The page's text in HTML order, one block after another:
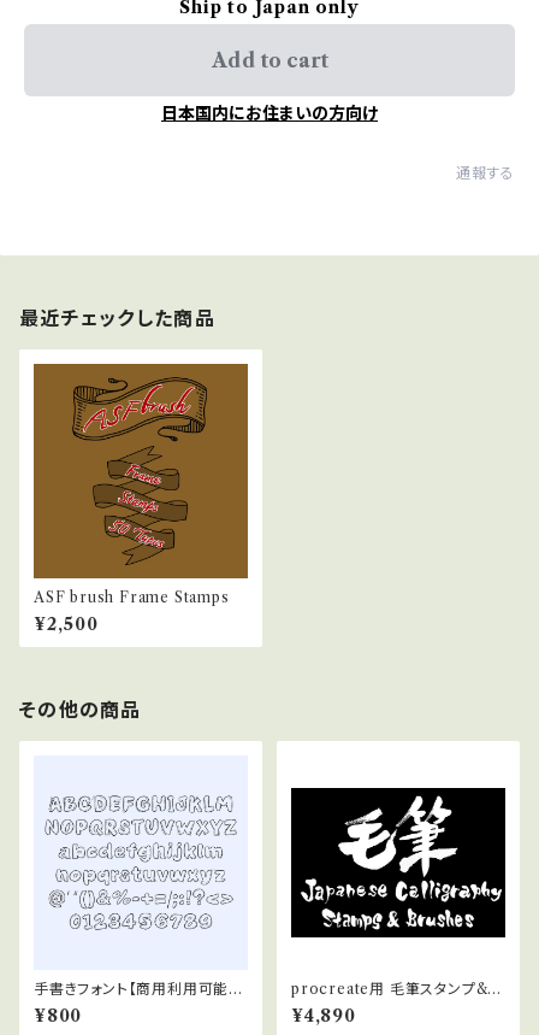
Ship to Japan only
Add to cart
日本国内にお住まいの方向け
通報する
最近チェックした商品
ASF brush Frame Stamps
¥2,500
その他の商品
手書きフォント【商用利用可能】0
43
¥800
procreate用 毛筆スタンプ&毛
筆ブラシ(Japanese calligrap
hy brushes for procreate)
¥4,890